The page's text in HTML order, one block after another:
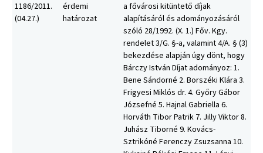
1186/2011.
(04.27.)
érdemi
határozat
a fővárosi kitüntető díjak
alapításáról és adományozásáról
szóló 28/1992. (X. 1.) Főv. Kgy.
rendelet 3/G. §-a, valamint 4/A. § (3)
bekezdése alapján úgy dönt, hogy
Bárczy István Díjat adományoz: 1.
Bene Sándorné 2. Borszéki Klára 3.
Frigyesi Miklós dr. 4. Győry Gábor
Józsefné 5. Hajnal Gabriella 6.
Horváth Tibor Patrik 7. Jilly Viktor 8.
Juhász Tiborné 9. Kovács-
Sztrikóné Ferenczy Zsuzsanna 10.